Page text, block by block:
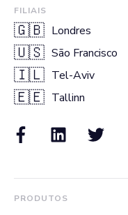
FILIAIS
🇬🇧 Londres
🇺🇸 São Francisco
🇮🇱 Tel-Aviv
🇪🇪 Tallinn
PRODUTOS